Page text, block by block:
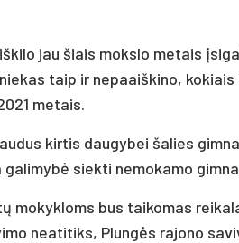
j au šiais mokslo metais
taip ir nepaaiškino,
metais.
kirtis daugybei šalies
siekti nemokamo
mokykloms bus taikomas
neatitiks, Plungės rajono